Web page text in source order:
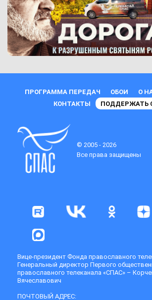
ПРОГРАММА ПЕРЕДАЧ ОБОИ О
КОНТАКТЫ
ПОДДЕРЖАТЬ
© 2005 - 2026
Все права защищены
Вице-президент Фонда православного
Генеральный директор Первого
православного телеканала «СПАС» –
Вячеславович
ПОЧТОВЫЙ АДРЕС: